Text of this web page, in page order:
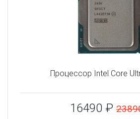
Процессор Intel Core
16490 ₽